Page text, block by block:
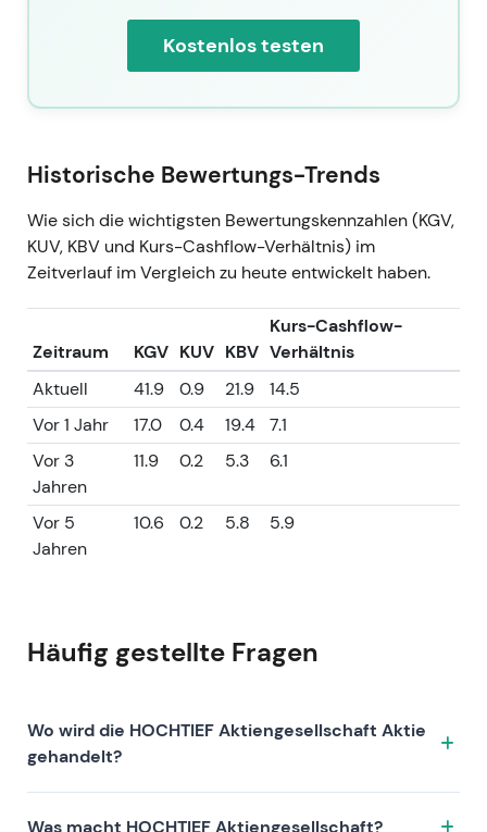
Veröffentlichung der Zahlen; Fortsetzung des
mehrjährigen Aufwärtstrends.
11. Jul. 2026 — Aktueller Kurs
Der Kurs spiegelt mehrere Jahre operativer
Auftragsbestand, Margenausweitung und den
reduzierten Streubesitz unter ACS wider; der
Markt bewertet die konsolidierte Größe und
Cashgenerierung mit einem Aufschlag,
während die Diskussion über
Minderheitenliquidität und mögliche weitere
ACS-Maßnahmen anhält.
Kursentwicklung: Konsolidierung auf erhöhtem
Niveau nach einem ausgeprägten
Mehrjahrestrend — zu beobachten sind
Fortsetzungsmuster oder eine mögliche
Rückkehr zum Mittelwert nach den starken
Kursgewinnen der vergangenen Jahre.
Kostenlos testen
Historische Bewertungs-Trends
Wie sich die wichtigsten Bewertungskennzahlen (KGV,
KUV, KBV und Kurs-Cashflow-Verhältnis) im
Zeitverlauf im Vergleich zu heute entwickelt haben.
Zeitraum KGV KUV KBV
Kurs-Cashflow-
Verhältnis
Aktuell
41.9 0.9 21.9
14.5
Vor 1 Jahr
17.0 0.4 19.4
7.1
Vor 3
Jahren
11.9 0.2 5.3 6.1
Vor 5
Jahren
10.6 0.2 5.8 5.9
Häufig gestellte Fragen
Wo wird die HOCHTIEF Aktiengesellschaft Aktie
gehandelt?